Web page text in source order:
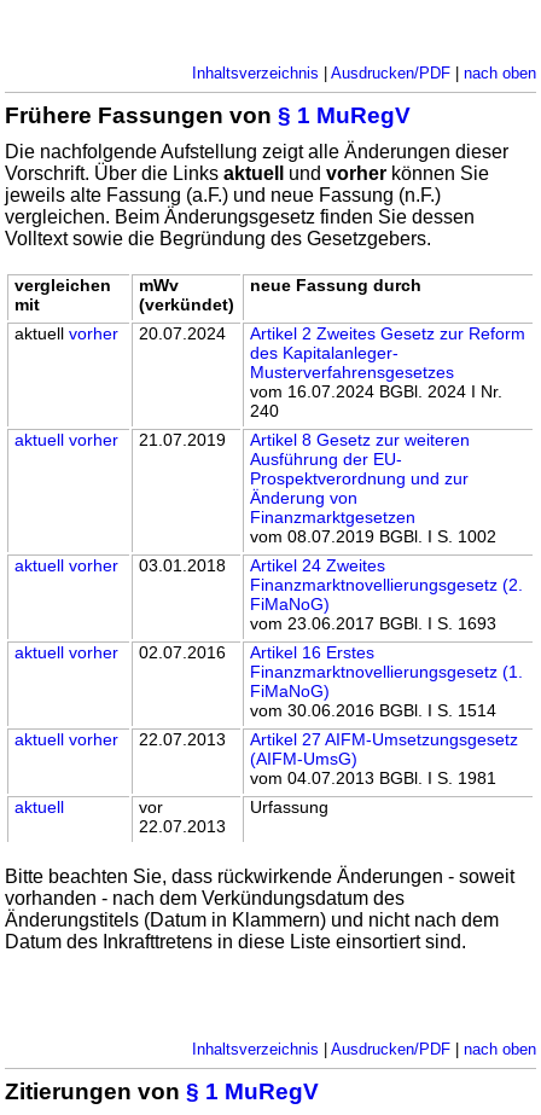
Inhaltsverzeichnis | Ausdrucken/PDF| nach oben
Frühere Fassungen von§ 1 MuRegV
Die nachfolgende Aufstellung zeigt alle Änderungen dieser
Vorschrift. Über die Linksaktuell undvorher können Sie
jeweils alte Fassung (a.F.) und neue Fassung (n.F.)
vergleichen. Beim Änderungsgesetz finden Sie dessen
Volltext sowie die Begründung des Gesetzgebers.
vergleichen
mit
mWv
(verkündet)
neue Fassung durch
aktuellvorher 20.07.2024
Artikel 2 Zweites Gesetz zur Reform
des Kapitalanleger-
Musterverfahrensgesetzes
vom 16.07.2024 BGBl. 2024 I Nr.
240
aktuell vorher 21.07.2019
Artikel 8 Gesetz zur weiteren
Ausführung der EU-
Prospektverordnung und zur
Änderung von
Finanzmarktgesetzen
vom 08.07.2019 BGBl. I S. 1002
aktuell vorher 03.01.2018
Artikel 24 Zweites
Finanzmarktnovellierungsgesetz (2.
FiMaNoG)
vom 23.06.2017 BGBl. I S. 1693
aktuell vorher 02.07.2016
Artikel 16 Erstes
Finanzmarktnovellierungsgesetz (1.
FiMaNoG)
vom 30.06.2016 BGBl. I S. 1514
aktuell vorher 22.07.2013
Artikel 27 AIFM-Umsetzungsgesetz
(AIFM-UmsG)
vom 04.07.2013 BGBl. I S. 1981
aktuell
vor
22.07.2013
Urfassung
Bitte beachten Sie, dass rückwirkende Änderungen - soweit
vorhanden - nach dem Verkündungsdatum des
Änderungstitels (Datum in Klammern) und nicht nach dem
Datum des Inkrafttretens in diese Liste einsortiert sind.
Inhaltsverzeichnis | Ausdrucken/PDF| nach oben
Zitierungen von§ 1 MuRegV